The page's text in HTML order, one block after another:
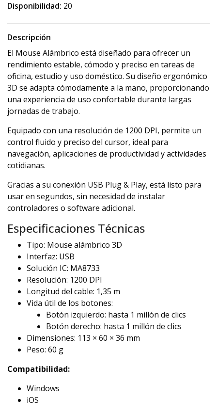
Disponibilidad: 20
Descripción
El Mouse Alámbrico está diseñado para ofrecer un
rendimiento estable, cómodo y preciso en tareas de
oficina, estudio y uso doméstico. Su diseño ergonómico
3D se adapta cómodamente a la mano, proporcionando
una experiencia de uso confortable durante largas
jornadas de trabajo.
Equipado con una resolución de 1200 DPI, permite un
control fluido y preciso del cursor, ideal para
navegación, aplicaciones de productividad y actividades
cotidianas.
Gracias a su conexión USB Plug & Play, está listo para
usar en segundos, sin necesidad de instalar
controladores o software adicional.
Especificaciones Técnicas
Tipo: Mouse alámbrico 3D
Interfaz: USB
Solución IC: MA8733
Resolución: 1200 DPI
Longitud del cable: 1,35 m
Vida útil de los botones:
Botón izquierdo: hasta 1 millón de clics
Botón derecho: hasta 1 millón de clics
Dimensiones: 113 × 60 × 36 mm
Peso: 60 g
Compatibilidad:
Windows
iOS